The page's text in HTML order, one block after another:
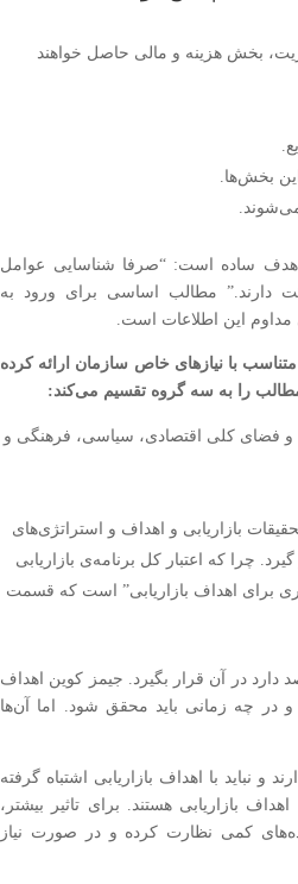
بخش هزینه و مالی حاصل خواهند
بخش‌ها.
هدف ساده است: “صرفا شناسایی عوامل
دارند.” مطالب اساسی برای ورود به
مداوم این اطلاعات است.
با نیازهای خاص سازمان ارائه کرده
را به سه گروه تقسیم می‌کند:
و فضای کلی اقتصادی، سیاسی، فرهنگی و
بازاریابی و اهداف و استراتژی‌های
چرا که اعتبار کل برنامه‌ی بازاریابی
برای اهداف بازاریابی” است که قسمت
دارد در آن قرار بگیرد. جیمز کوین اهداف
در چه زمانی باید محقق شود. اما آن‌ها
و نباید با اهداف بازاریابی اشتباه گرفته
بازاریابی هستند. برای تاثیر بیشتر،
کمی نظارت کرده و در صورت نیاز